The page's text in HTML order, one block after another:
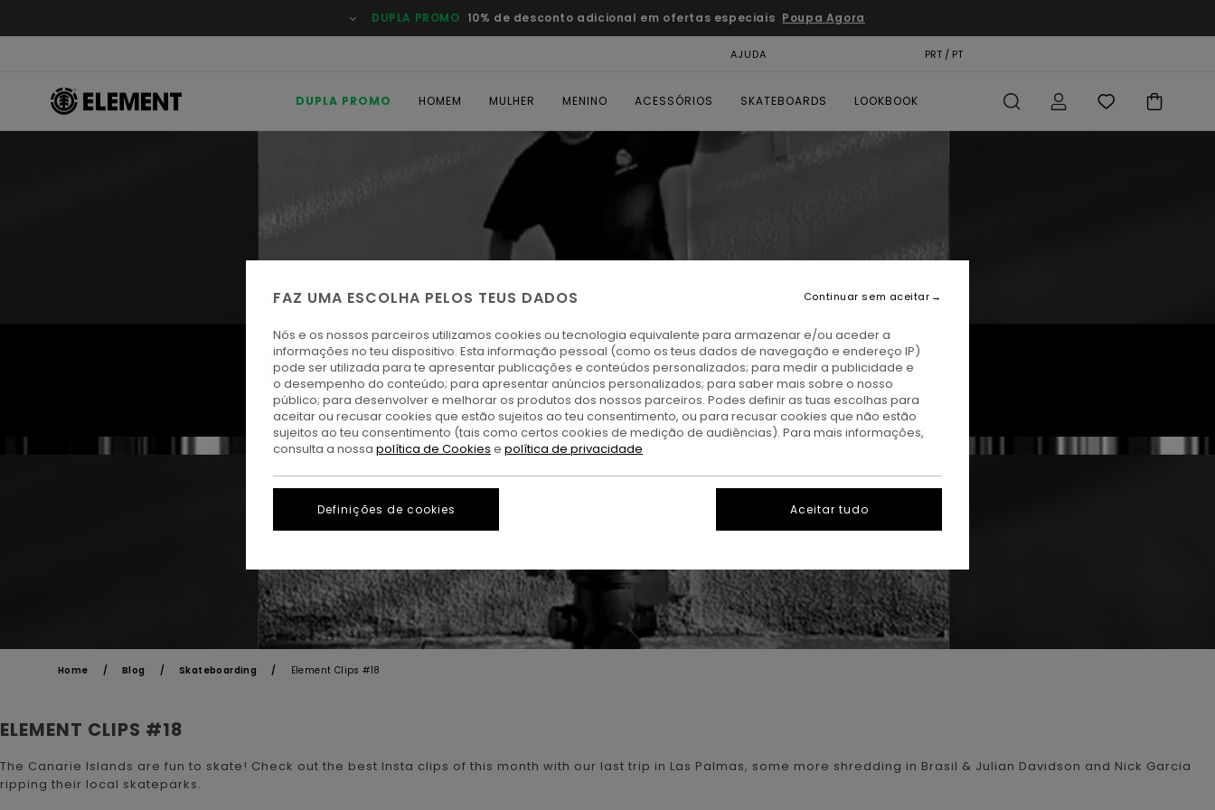
DUPLA PROMO 10% de desconto adicional em ofertas especiais Poupa Agora
AJUDA PRT / PT
DUPLA PROMO HOMEM MULHER MENINO ACESSÓRIOS SKATEBOARDS LOOKBOOK
Home Blog Skateboarding Element Clips #18
ELEMENT CLIPS #18
The Canarie Islands are fun to skate! Check out the best Insta clips of this month with our last trip in Las Palmas, some more shredding in Brasil & Julian Davidson and Nick Garcia
ripping their local skateparks.
FAZ UMA ESCOLHA PELOS TEUS DADOS
Nós e os nossos parceiros utilizamos cookies ou tecnologia equivalente para armazenar e/ou aceder a
informações no teu dispositivo. Esta informação pessoal (como os teus dados de navegação e endereço IP)
pode ser utilizada para te apresentar publicações e conteúdos personalizados; para medir a publicidade e
o desempenho do conteúdo; para apresentar anúncios personalizados; para saber mais sobre o nosso
público; para desenvolver e melhorar os produtos dos nossos parceiros. Podes definir as tuas escolhas para
aceitar ou recusar cookies que estão sujeitos ao teu consentimento, ou para recusar cookies que não estão
sujeitos ao teu consentimento (tais como certos cookies de medição de audiências). Para mais informações,
consulta a nossa política de Cookies e política de privacidade
Definições de cookies
Continuar sem aceitar
Aceitar tudo